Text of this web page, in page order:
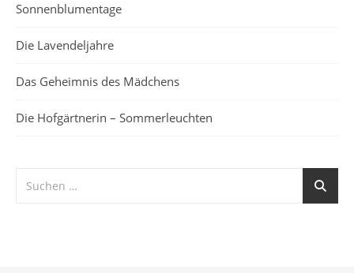
Sonnenblumentage
Die Lavendeljahre
Das Geheimnis des Mädchens
Die Hofgärtnerin – Sommerleuchten